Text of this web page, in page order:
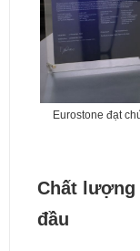
Eurostone đạt
Chất lượng
đầu